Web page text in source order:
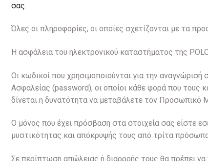
σας.
Όλες οι πληροφορίες, οι οποίες σχετίζονται με τα
Η ασφάλεια του ηλεκτρονικού καταστήματος της
Οι κωδικοί που χρησιμοποιούνται για την
Ασφαλείας (password), οι οποίοι κάθε φορά που
δίνεται η δυνατότητα να μεταβάλετε τον Προσωπικό
Ο μόνος που έχει πρόσβαση στα στοιχεία σας είστε
μυστικότητας και απόκρυψής τους από τρίτα
Σε περίπτωση απώλειας ή διαρροής τους θα πρέπει